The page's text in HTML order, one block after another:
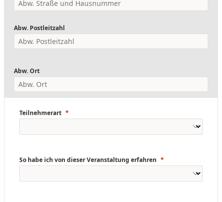
Abw. Postleitzahl
Abw. Ort
Teilnehmerart
So habe ich von dieser Veranstaltung erfahren